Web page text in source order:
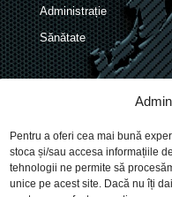
Pentru a oferi cea mai bună
stoca și/sau accesa informațiile
tehnologii ne permite să
unice pe acest site. Dacă nu îți
Administrație
Sănătate